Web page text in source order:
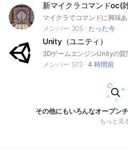
新マイクラコマンドoc(
メンバー 305
たった今
Unity（ユニティ）
メンバー 573
4 時間前
その他にもいろんなオープン
もっと見